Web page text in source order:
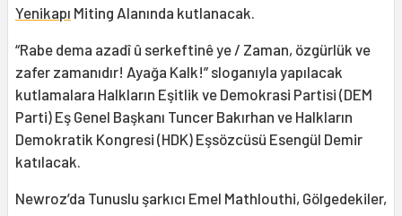
Yenikapı Miting Alanında kutlanacak.
“Rabe dema azadî û serkeftinê ye / Zaman, özgürlük ve
zafer zamanıdır! Ayağa Kalk!” sloganıyla yapılacak
kutlamalara Halkların Eşitlik ve Demokrasi Partisi (DEM
Parti) Eş Genel Başkanı Tuncer Bakırhan ve Halkların
Demokratik Kongresi (HDK) Eşsözcüsü Esengül Demir
katılacak.
Newroz’da Tunuslu şarkıcı Emel Mathlouthi, Gölgedekiler,